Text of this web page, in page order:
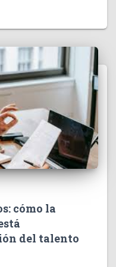
cómo la
del talento